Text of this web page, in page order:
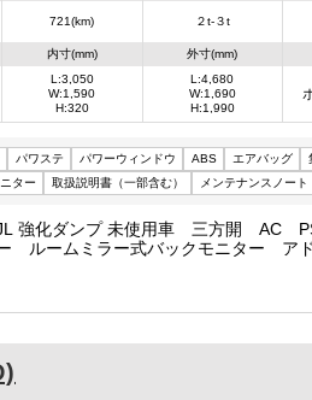
721(km) ２t-３t
内寸(mm)
L:3,050
W:1,590
H:320
外寸(mm)
L:4,680
W:1,690
H:1,990
パワステ パワーウィンドウ ABS エアバッグ
ター
取扱説明書（一部含む） メンテナンスノート
強化ダンプ 未使用車 三方開
ルームミラー式バックモニター ア